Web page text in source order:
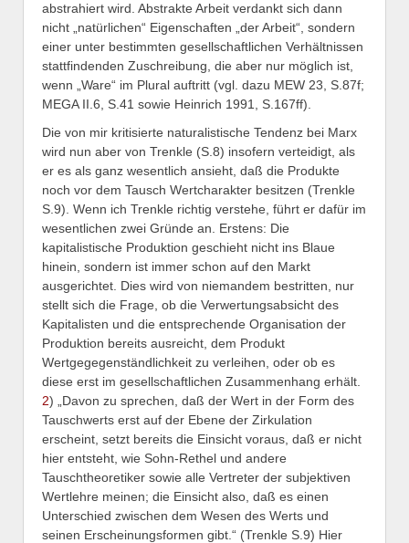
abstrahiert wird. Abstrakte Arbeit verdankt sich dann
nicht „natürlichen“ Eigenschaften „der Arbeit“, sondern
einer unter bestimmten gesellschaftlichen Verhältnissen
stattfindenden Zuschreibung, die aber nur möglich ist,
wenn „Ware“ im Plural auftritt (vgl. dazu MEW 23, S.87f;
MEGA II.6, S.41 sowie Heinrich 1991, S.167ff).
Die von mir kritisierte naturalistische Tendenz bei Marx
wird nun aber von Trenkle (S.8) insofern verteidigt, als
er es als ganz wesentlich ansieht, daß die Produkte
noch vor dem Tausch Wertcharakter besitzen (Trenkle
S.9). Wenn ich Trenkle richtig verstehe, führt er dafür im
wesentlichen zwei Gründe an. Erstens: Die
kapitalistische Produktion geschieht nicht ins Blaue
hinein, sondern ist immer schon auf den Markt
ausgerichtet. Dies wird von niemandem bestritten, nur
stellt sich die Frage, ob die Verwertungsabsicht des
Kapitalisten und die entsprechende Organisation der
Produktion bereits ausreicht, dem Produkt
Wertgegegenständlichkeit zu verleihen, oder ob es
diese erst im gesellschaftlichen Zusammenhang erhält.
2) „Davon zu sprechen, daß der Wert in der Form des
Tauschwerts erst auf der Ebene der Zirkulation
erscheint, setzt bereits die Einsicht voraus, daß er nicht
hier entsteht, wie Sohn-Rethel und andere
Tauschtheoretiker sowie alle Vertreter der subjektiven
Wertlehre meinen; die Einsicht also, daß es einen
Unterschied zwischen dem Wesen des Werts und
seinen Erscheinungsformen gibt.“ (Trenkle S.9) Hier